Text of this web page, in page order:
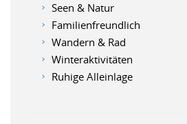
Seen & Natur
Familienfreundlich
Wandern & Rad
Winteraktivitäten
Ruhige Alleinlage